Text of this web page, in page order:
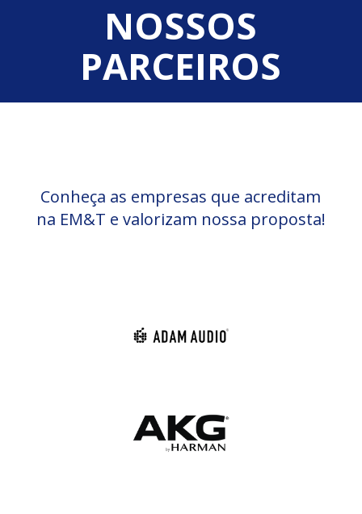
NOSSOS
PARCEIROS
Conheça as empresas que acreditam
na EM&T e valorizam nossa proposta!